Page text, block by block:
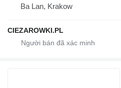
Ba Lan, Krakow
CIEZAROWKI.PL